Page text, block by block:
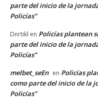
parte del inicio de la
Policías”
Dnrtikl en Policías plantean
parte del inicio de la
Policías”
melbet_seEn en Policías
como parte del inicio de la
Policías”